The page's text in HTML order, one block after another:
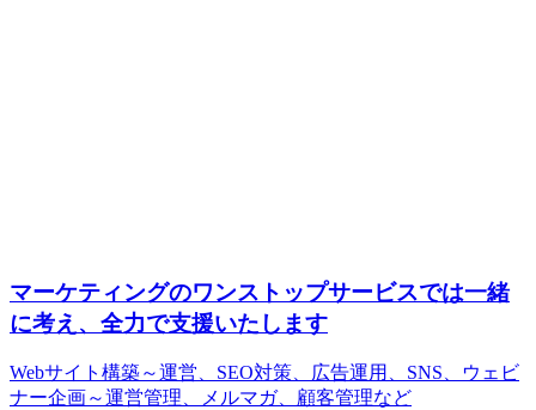
マーケティングのワンストップサービスでは一緒
に考え、全力で支援いたします
Webサイト構築～運営、SEO対策、広告運用、SNS、ウェビ
ナー企画～運営管理、メルマガ、顧客管理など